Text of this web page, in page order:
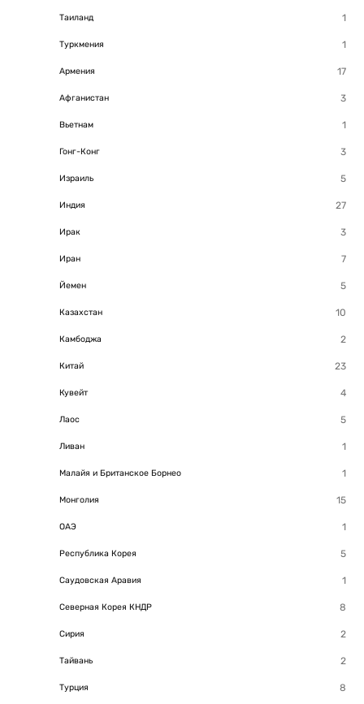
Таиланд
Туркмения
Армения
Афганистан
Вьетнам
Гонг-Конг
Израиль
Индия
Ирак
Иран
Йемен
Казахстан
Камбоджа
Китай
Кувейт
Лаос
Ливан
Малайя и Британское Борнео
Монголия
ОАЭ
Республика Корея
Саудовская Аравия
Северная Корея КНДР
Сирия
Тайвань
Турция